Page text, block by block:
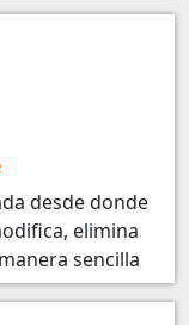
desde donde
elimina
sencilla